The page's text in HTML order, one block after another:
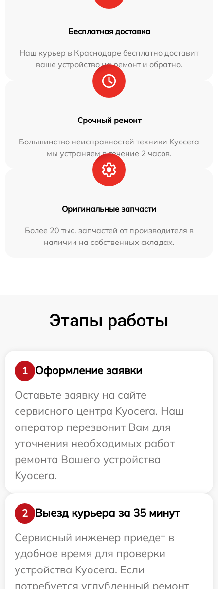
Бесплатная доставка
Наш курьер в Краснодаре бесплатно доставит
ваше устройство на ремонт и обратно.
Срочный ремонт
Большинство неисправностей техники Kyocera
мы устраняем в течение 2 часов.
Оригинальные запчасти
Более 20 тыс. запчастей от производителя в
наличии на собственных складах.
Этапы работы
1
Оформление заявки
Оставьте заявку на сайте
сервисного центра Kyocera. Наш
оператор перезвонит Вам для
уточнения необходимых работ
ремонта Вашего устройства
Kyocera.
2
Выезд курьера за 35 минут
Сервисный инженер приедет в
удобное время для проверки
устройства Kyocera. Если
потребуется углубленный ремонт